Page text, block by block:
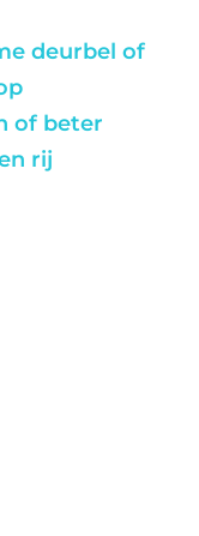
deurbel of
of beter
rij